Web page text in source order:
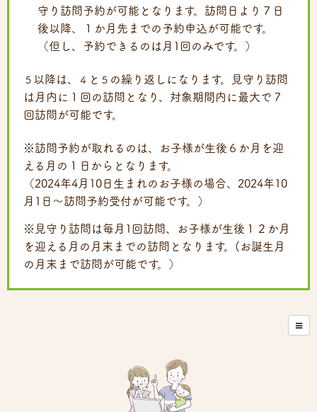
守り訪問予約が可能となります。訪問日より７日
後以降、１か月先までの予約申込が可能です。
（但し、予約できるのは月1回のみです。）
５ 以降は、 ４ と ５ の繰り返しになります。見守り訪問
は月内に１回の訪問となり、対象期間内に最大で７
回訪問が可能です。
※訪問予約が取れるのは、お子様が生後６か月を迎
える月の１日からとなります。
（2024年4月10日生まれのお子様の場合、2024年10
月1日～訪問予約受付が可能です。）
※見守り訪問は毎月1回訪問、お子様が生後１２か月
を迎える月の月末までの訪問となります。(お誕生月
の月末まで訪問が可能です。）